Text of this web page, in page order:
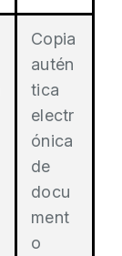
Copia
autén
tica
electr
ónica
de
docu
ment
o